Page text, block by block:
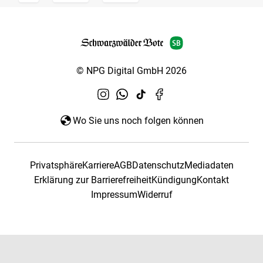
© NPG Digital GmbH 2026
Wo Sie uns noch folgen können
PrivatsphäreKarriereAGBDatenschutzMediadaten
Erklärung zur BarrierefreiheitKündigungKontakt
ImpressumWiderruf